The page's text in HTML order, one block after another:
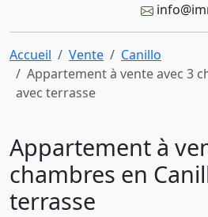
Accueil Vente
Canillo
Appartement à vente avec 3
avec terrasse
Appartement à
chambres en
terrasse